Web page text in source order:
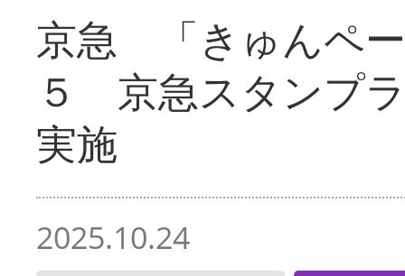
京急 「きゅんペ
５ 京急スタンプ
実施
2025.10.24